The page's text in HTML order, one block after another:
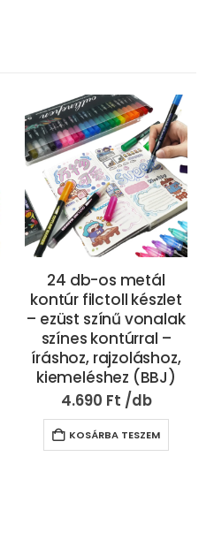
24 db-os metál
kontúr filctoll készlet
– ezüst színű vonalak
színes kontúrral –
íráshoz, rajzoláshoz,
kiemeléshez (BBJ)
4.690 Ft
KOSÁRBA TESZEM